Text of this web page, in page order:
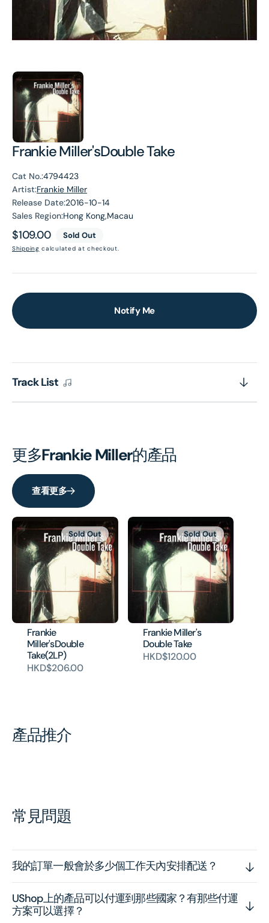
Frankie Miller'sDouble Take
Cat No.:4794423
Artist:Frankie Miller
Release Date:2016-10-14
Sales Region:Hong Kong,Macau
Regular
price
$109.00 Sold Out
Shipping calculated at checkout.
Notify Me
Track List
更多Frankie Miller的產品
查看更多
Frankie
Miller'sDouble
Take(2LP)
HKD$206.00
Sold Out
Frankie Miller's
Double Take
HKD$120.00
Sold Out
產品推介
常見問題
我的訂單一般會於多少個工作天內安排配送？
UShop上的產品可以付運到那些國家？有那些付運
方案可以選擇？